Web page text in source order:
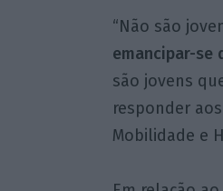
“Não são
emancipar-se
são jovens
responder
Mobilidade e